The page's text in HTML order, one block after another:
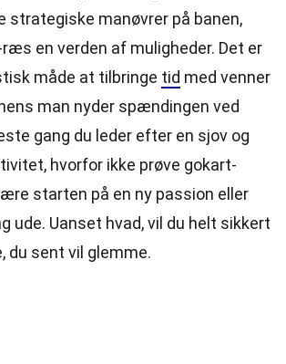
strategiske manøvrer på banen,
en verden af muligheder. Det er
måde at tilbringe tid med venner
man nyder spændingen ved
gang du leder efter en sjov og
hvorfor ikke prøve gokart-
starten på en ny passion eller
ude. Uanset hvad, vil du helt sikkert
du sent vil glemme.